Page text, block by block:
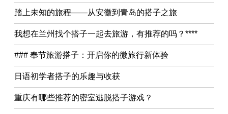
踏上未知的旅程——从安徽到青岛的搭子之旅
我想在兰州找个搭子一起去旅游，有推荐的吗？****
### 奉节旅游搭子：开启你的微旅行新体验
日语初学者搭子的乐趣与收获
重庆有哪些推荐的密室逃脱搭子游戏？